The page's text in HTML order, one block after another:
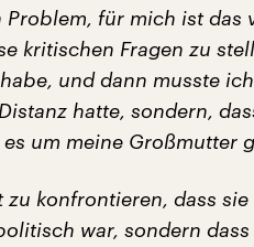
für mich ist das
kritischen Fragen zu
und dann musste
hatte, sondern,
um meine Großmutter
konfrontieren, dass sie
war, sondern dass